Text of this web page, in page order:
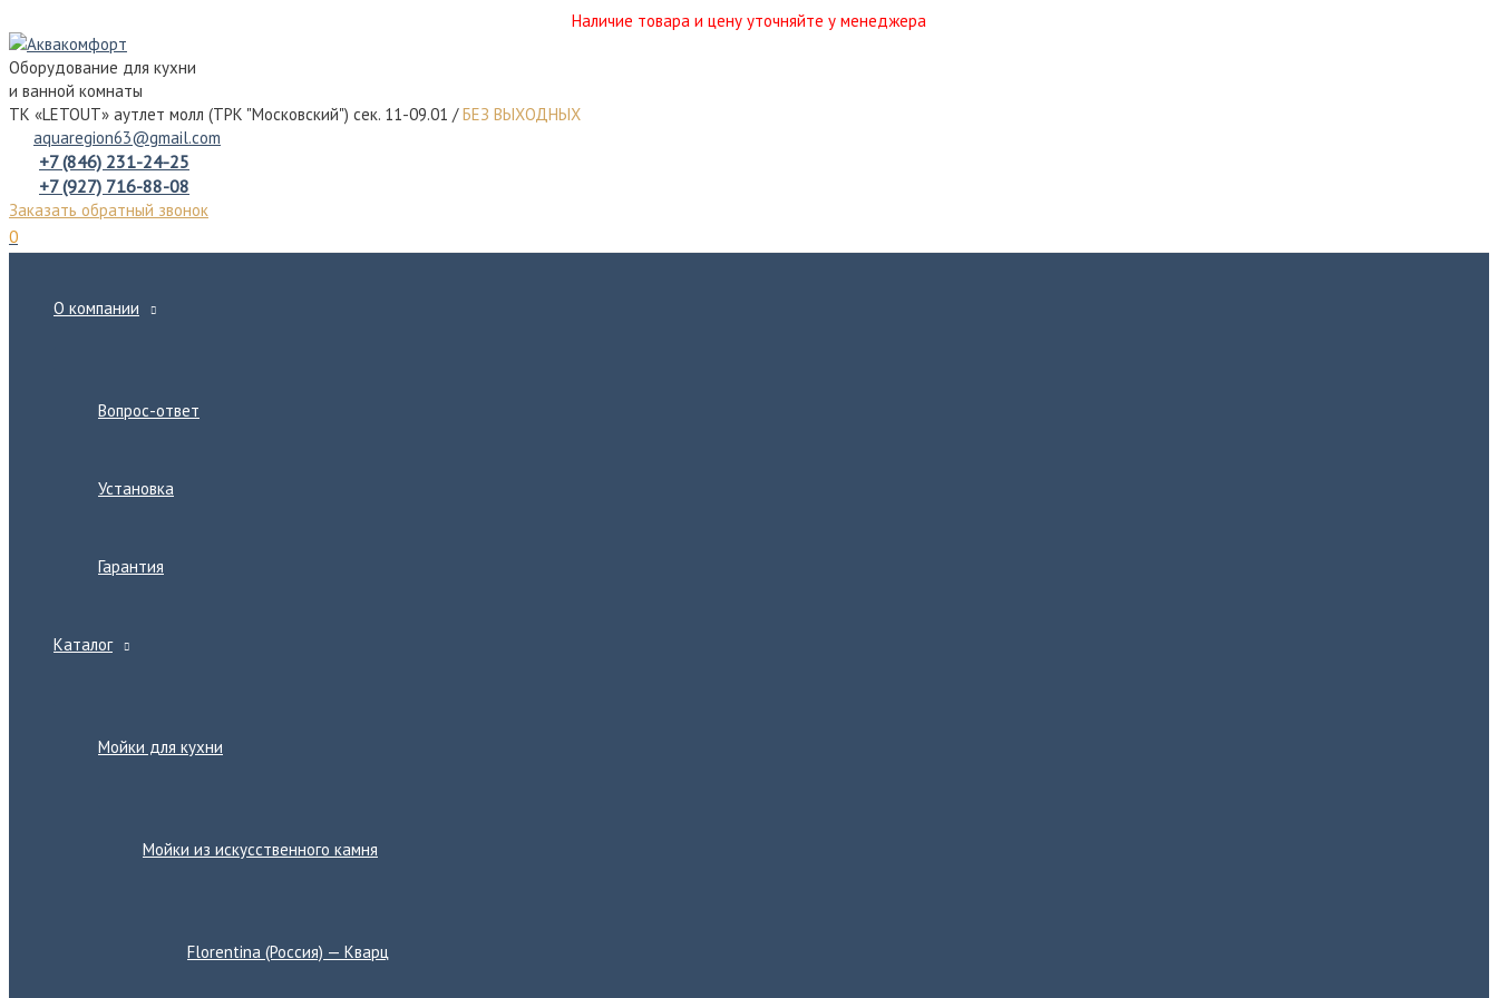
Наличие товара и цену уточняйте у менеджера
Перейти
к
содержимому
Оборудование для кухни
и ванной комнаты
ТК «LETOUT» аутлет молл (ТРК "Московский") сек. 11-09.01 /БЕЗ ВЫХОДНЫХ
aquaregion63@gmail.com
+7 (846) 231-24-25
+7 (927) 716-88-08
Заказать обратный звонок
0
О компании
Вопрос-ответ
Установка
Гарантия
Каталог
Мойки для кухни
Мойки из искусственного камня
Florentina (Россия) — Кварц